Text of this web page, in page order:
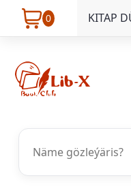
0 KITAP